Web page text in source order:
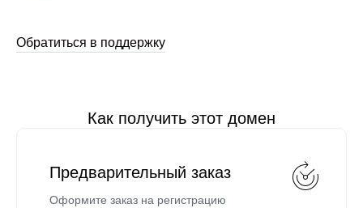
Обратиться в поддержку
Как получить этот домен
Предварительный заказ
Оформите заказ на регистрацию